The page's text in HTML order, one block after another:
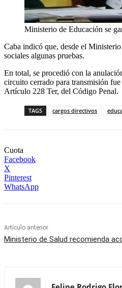
Ministerio de Educación se
Caba indicó que, desde el
sociales algunas pruebas.
En total, se procedió con la
circuito cerrado para transmisión
Artículo 228 Ter, del Código Penal.
TAGS cargos directivos
Cuota
Facebook
X
Pinterest
WhatsApp
Artículo anterior
Ministerio de Salud recomienda